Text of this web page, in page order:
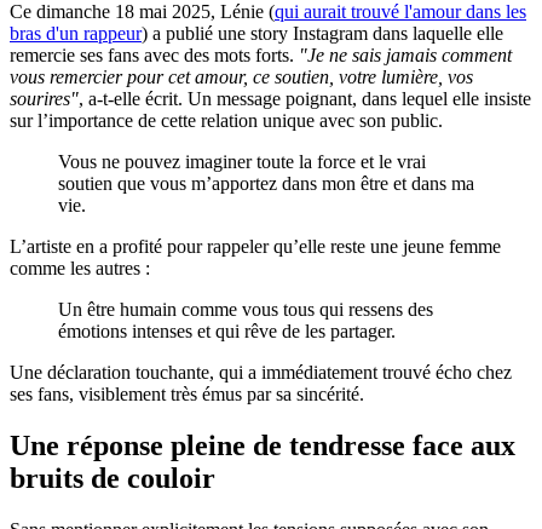
Ce dimanche 18 mai 2025, Lénie (qui aurait trouvé l'amour dans les
bras d'un rappeur) a publié une story Instagram dans laquelle elle
remercie ses fans avec des mots forts. "Je ne sais jamais comment
vous remercier pour cet amour, ce soutien, votre lumière, vos
sourires", a-t-elle écrit. Un message poignant, dans lequel elle insiste
sur l’importance de cette relation unique avec son public.
Vous ne pouvez imaginer toute la force et le vrai
soutien que vous m’apportez dans mon être et dans ma
vie.
L’artiste en a profité pour rappeler qu’elle reste une jeune femme
comme les autres :
Un être humain comme vous tous qui ressens des
émotions intenses et qui rêve de les partager.
Une déclaration touchante, qui a immédiatement trouvé écho chez
ses fans, visiblement très émus par sa sincérité.
Une réponse pleine de tendresse face aux
bruits de couloir